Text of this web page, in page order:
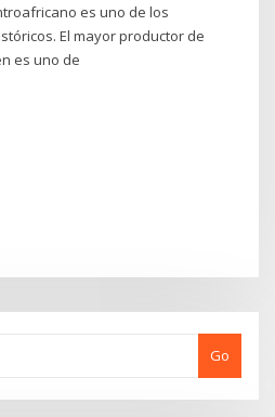
es uno de los
El mayor productor de
es uno de
Go